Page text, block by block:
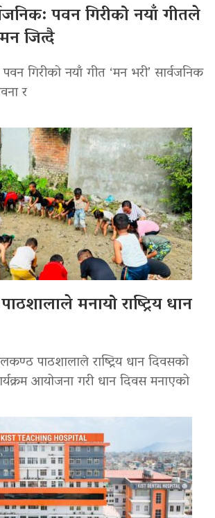
पवन गिरीको नयाँ गीतले
जित्दै
गिरीको नयाँ गीत ‘मन भरी’ सार्वजनिक
र
मनायो राष्ट्रिय धान
पाठशालाले राष्ट्रिय धान दिवसको
आयोजना गरी धान दिवस मनाएको